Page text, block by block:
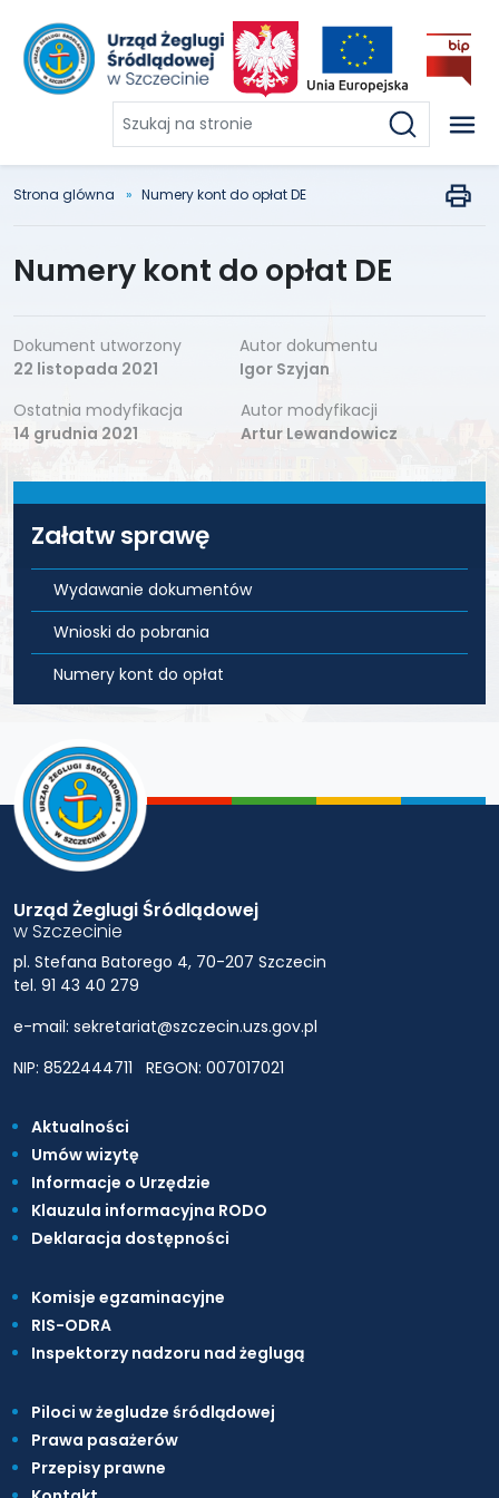
Szukaj
na
stronie
Strona glówna Numery kont do opłat DE
Numery kont do opłat DE
Dokument utworzony
22 listopada 2021
Autor dokumentu
Igor Szyjan
Ostatnia modyfikacja
14 grudnia 2021
Autor modyfikacji
Artur Lewandowicz
Załatw sprawę
Wydawanie dokumentów
Wnioski do pobrania
Numery kont do opłat
Urząd Żeglugi Śródlądowej
w Szczecinie
pl. Stefana Batorego 4, 70-207 Szczecin
tel. 91 43 40 279
e-mail: sekretariat@szczecin.uzs.gov.pl
NIP: 8522444711
REGON: 007017021
Aktualności
Umów wizytę
Informacje o Urzędzie
Klauzula informacyjna RODO
Deklaracja dostępności
Komisje egzaminacyjne
RIS-ODRA
Inspektorzy nadzoru nad żeglugą
Piloci w żegludze śródlądowej
Prawa pasażerów
Przepisy prawne